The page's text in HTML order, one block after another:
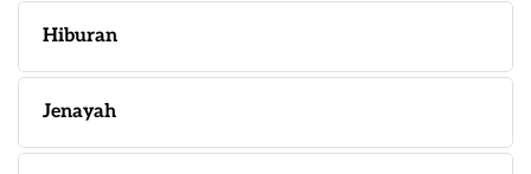
Hiburan
Jenayah